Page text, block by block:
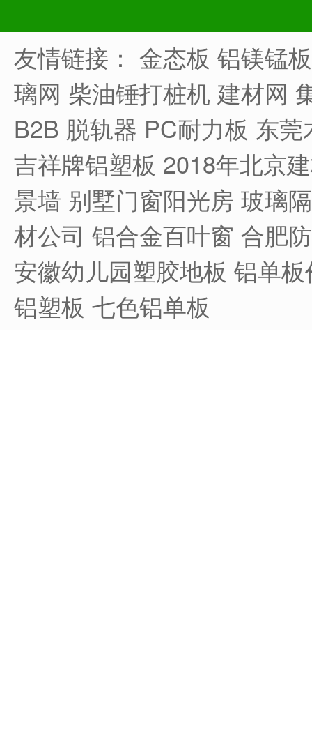
友情链接： 金态板 铝镁锰板
璃网 柴油锤打桩机 建材网
B2B 脱轨器 PC耐力板 东莞
吉祥牌铝塑板 2018年北京
景墙 别墅门窗阳光房 玻璃
材公司 铝合金百叶窗 合肥
安徽幼儿园塑胶地板 铝单
铝塑板 七色铝单板